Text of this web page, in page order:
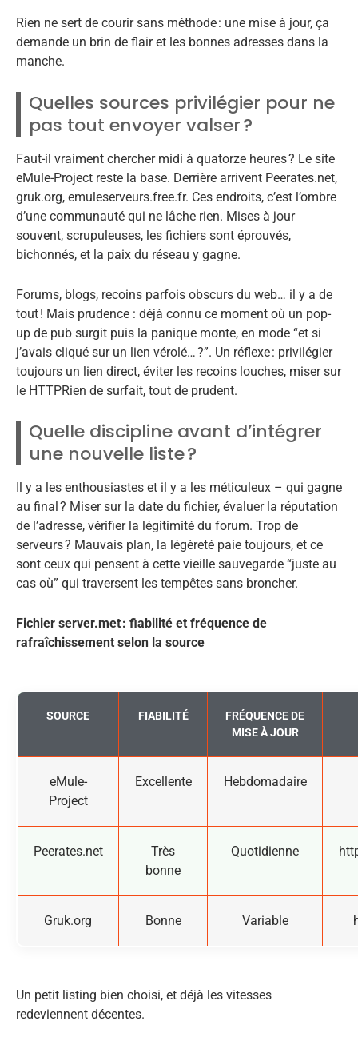
Rien ne sert de courir sans méthode : une mise à jour, ça
demande un brin de flair et les bonnes adresses dans la
manche.
Quelles sources privilégier pour ne
pas tout envoyer valser ?
Faut-il vraiment chercher midi à quatorze heures ? Le site
eMule-Project reste la base. Derrière arrivent Peerates.net,
gruk.org, emuleserveurs.free.fr. Ces endroits, c’est l’ombre
d’une communauté qui ne lâche rien. Mises à jour
souvent, scrupuleuses, les fichiers sont éprouvés,
bichonnés, et la paix du réseau y gagne.
Forums, blogs, recoins parfois obscurs du web… il y a de
tout ! Mais prudence : déjà connu ce moment où un pop-
up de pub surgit puis la panique monte, en mode “et si
j’avais cliqué sur un lien vérolé… ?”. Un réflexe : privilégier
toujours un lien direct, éviter les recoins louches, miser sur
le HTTPRien de surfait, tout de prudent.
Quelle discipline avant d’intégrer
une nouvelle liste ?
Il y a les enthousiastes et il y a les méticuleux – qui gagne
au final ? Miser sur la date du fichier, évaluer la réputation
de l’adresse, vérifier la légitimité du forum. Trop de
serveurs ? Mauvais plan, la légèreté paie toujours, et ce
sont ceux qui pensent à cette vieille sauvegarde “juste au
cas où” qui traversent les tempêtes sans broncher.
Fichier server.met : fiabilité et fréquence de
rafraîchissement selon la source
SOURCE FIABILITÉ
FRÉQUENCE DE
MISE À JOUR
eMule-
Project
Excellente Hebdomadaire
Peerates.net
Très
bonne
Quotidienne
Gruk.org Bonne Variable
Un petit listing bien choisi, et déjà les vitesses
redeviennent décentes.